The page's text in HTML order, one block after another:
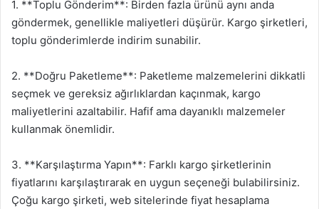
1. **Toplu Gönderim**: Birden fazla ürünü aynı anda
göndermek, genellikle maliyetleri düşürür. Kargo şirketleri,
toplu gönderimlerde indirim sunabilir.
2. **Doğru Paketleme**: Paketleme malzemelerini dikkatli
seçmek ve gereksiz ağırlıklardan kaçınmak, kargo
maliyetlerini azaltabilir. Hafif ama dayanıklı malzemeler
kullanmak önemlidir.
3. **Karşılaştırma Yapın**: Farklı kargo şirketlerinin
fiyatlarını karşılaştırarak en uygun seçeneği bulabilirsiniz.
Çoğu kargo şirketi, web sitelerinde fiyat hesaplama